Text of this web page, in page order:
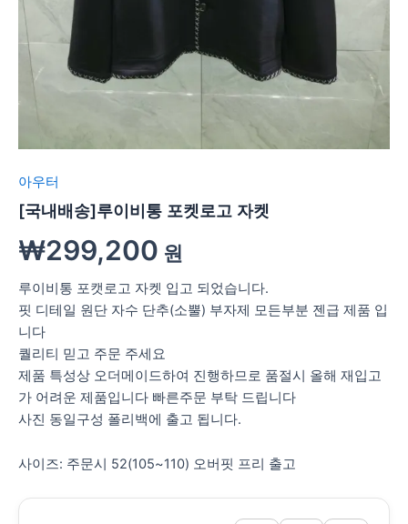
아우터
[국내배송]루이비통 포켓로고 자켓
₩299,200 원
루이비통 포캣로고 자켓 입고 되었습니다.
핏 디테일 원단 자수 단추(소뿔) 부자제 모든부분 젠급 제품 입
니다
퀄리티 믿고 주문 주세요
제품 특성상 오더메이드하여 진행하므로 품절시 올해 재입고
가 어려운 제품입니다 빠른주문 부탁 드립니다
사진 동일구성 폴리백에 출고 됩니다.
사이즈: 주문시 52(105~110) 오버핏 프리 출고